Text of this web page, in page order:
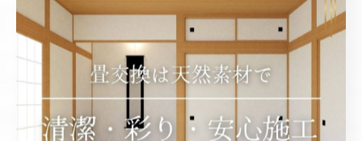
する素材の品質や施工内容、アフターサービスの有無まで総
合的にチェックしましょう。安価な素材を選ぶと初期費用は
抑えられますが、耐久性が低く再交換のサイクルが早まる可
能性があります。
賢い選び方としては、まず自宅の畳の状態を確認し、表替え
で十分か新調が必要かを判断します。その上で、複数の業者